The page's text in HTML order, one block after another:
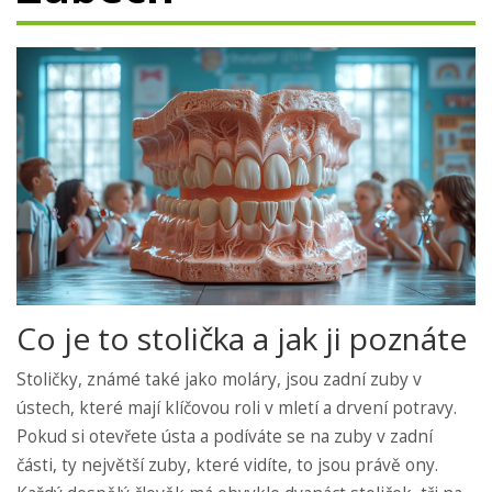
Co je to stolička a jak ji poznáte
Stoličky, známé také jako moláry, jsou zadní zuby v
ústech, které mají klíčovou roli v mletí a drvení potravy.
Pokud si otevřete ústa a podíváte se na zuby v zadní
části, ty největší zuby, které vidíte, to jsou právě ony.